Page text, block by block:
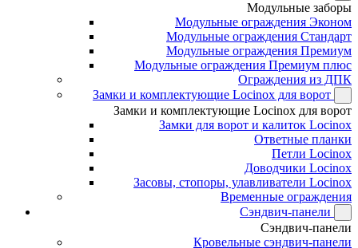
Модульные заборы
Модульные ограждения Эконом
Модульные ограждения Стандарт
Модульные ограждения Премиум
Модульные ограждения Премиум плюс
Ограждения из ДПК
Замки и комплектующие Locinox для ворот
Замки и комплектующие Locinox для ворот
Замки для ворот и калиток Locinox
Ответные планки
Петли Locinox
Доводчики Locinox
Засовы, стопоры, улавливатели Locinox
Временные ограждения
Сэндвич-панели
Сэндвич-панели
Кровельные сэндвич-панели